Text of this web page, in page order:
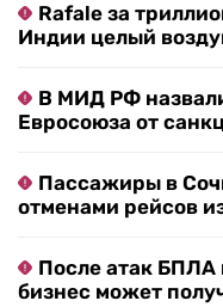
Rafale за
Индии целый
В МИД РФ
Евросоюза от
Пассажиры в
отменами рейсов
После атак БПЛА
бизнес может